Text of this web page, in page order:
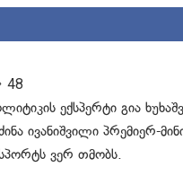
48
ექსპერტი გია
ივანიშვილი პრემიერ-
ვერ თმობს.